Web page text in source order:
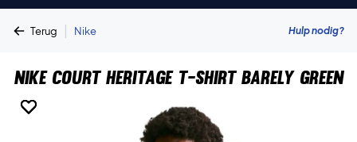
Terug | Nike Hulp nodig?
Nike Court Heritage T-shirt Barely Green